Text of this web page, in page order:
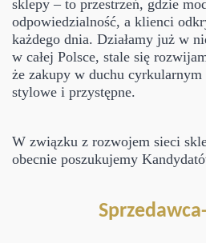
sklepy – to przestrzeń, gdzie
odpowiedzialność, a klienci
każdego dnia. Działamy już w
w całej Polsce, stale się
że zakupy w duchu cyrkularnym
stylowe i przystępne.
W związku z rozwojem sieci
obecnie poszukujemy